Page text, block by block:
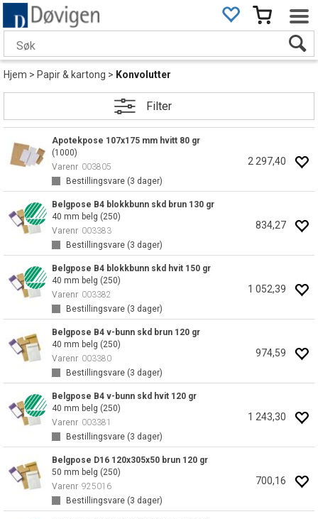
Hjem>Papir & kartong> Konvolutter
Filter
Apotekpose 107x175 mm hvitt 80 gr
(1000)
Varenr 003805
Bestillingsvare (3 dager)
2 297,40
Belgpose B4 blokkbunn skd brun 130 gr
40 mm belg (250)
Varenr 003383
Bestillingsvare (3 dager)
834,27
Belgpose B4 blokkbunn skd hvit 150 gr
40 mm belg (250)
Varenr 003382
Bestillingsvare (3 dager)
1 052,39
Belgpose B4 v-bunn skd brun 120 gr
40 mm belg (250)
Varenr 003380
Bestillingsvare (3 dager)
974,59
Belgpose B4 v-bunn skd hvit 120 gr
40 mm belg (250)
Varenr 003381
Bestillingsvare (3 dager)
1 243,30
Belgpose D16 120x305x50 brun 120 gr
50 mm belg (250)
Varenr 925016
Bestillingsvare (3 dager)
700,16